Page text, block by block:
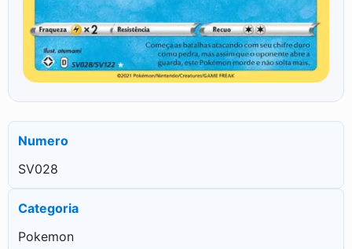
Numero
SV028
Categoria
Pokemon